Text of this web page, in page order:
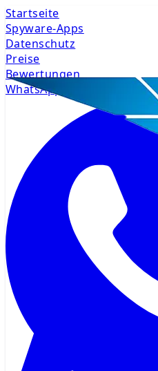
Startseite
Spyware-Apps
Datenschutz
Preise
Bewertungen
WhatsApp